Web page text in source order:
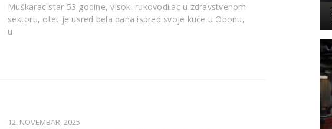
Muškarac star 53 godine, visoki rukovodilac u zdravstvenom
sektoru, otet je usred bela dana ispred svoje kuće u Obonu,
u
12. NOVEMBAR, 2025